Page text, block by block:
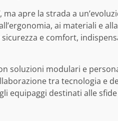
, ma apre la strada a
ai materiali e
e comfort,
soluzioni modulari e
tra tecnologia e
equipaggi destinati alle